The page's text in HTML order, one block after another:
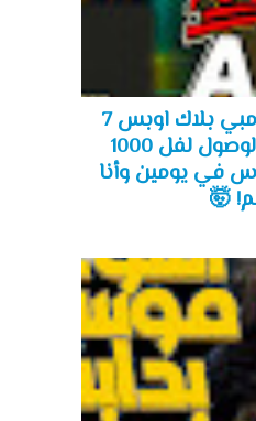
أقوى قلتش زومبي بلاك اوبس 7
AFK | طريقة الوصول لفل 1000
في يومين وأنا
🤯